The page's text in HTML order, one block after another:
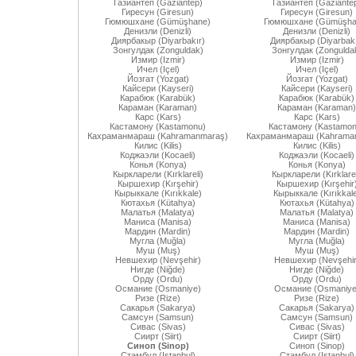
Газиантеп (Gaziantep)
Гиресун (Giresun)
Гюмюшхане (Gümüşhane)
Денизли (Denizli)
Диярбакыр (Diyarbakır)
Зонгулдак (Zonguldak)
Измир (Izmir)
Ичел (Içel)
Йозгат (Yozgat)
Кайсери (Kayseri)
Карабюк (Karabük)
Караман (Karaman)
Карс (Kars)
Кастамону (Kastamonu)
Кахраманмараш (Kahramanmaraş)
Килис (Kilis)
Коджаэли (Kocaeli)
Конья (Konya)
Кыркларели (Kırklareli)
Кыршехир (Kırşehir)
Кырыккале (Kırıkkale)
Кютахья (Kütahya)
Малатья (Malatya)
Маниса (Manisa)
Мардин (Mardin)
Мугла (Muğla)
Муш (Muş)
Невшехир (Nevşehir)
Нигде (Niğde)
Орду (Ordu)
Османие (Osmaniye)
Ризе (Rize)
Сакарья (Sakarya)
Самсун (Samsun)
Сивас (Sivas)
Сиирт (Siirt)
Синоп (Sinop)
Газиантеп
Гиресун (Giresun)
Гюмюшхане
Денизли (Denizli)
Диярбакыр
Зонгулдак
Измир (Izmir)
Ичел (Içel)
Йозгат (Yozgat)
Кайсери (Kayseri)
Карабюк (Karabük)
Караман (Karaman)
Карс (Kars)
Кастамону
Кахраманмараш
Килис (Kilis)
Коджаэли (Kocaeli)
Конья (Konya)
Кыркларели
Кыршехир (Kırşehir)
Кырыккале
Кютахья (Kütahya)
Малатья (Malatya)
Маниса (Manisa)
Мардин (Mardin)
Мугла (Muğla)
Муш (Muş)
Невшехир
Нигде (Niğde)
Орду (Ordu)
Османие
Ризе (Rize)
Сакарья (Sakarya)
Самсун (Samsun)
Сивас (Sivas)
Сиирт (Siirt)
Синоп (Sinop)